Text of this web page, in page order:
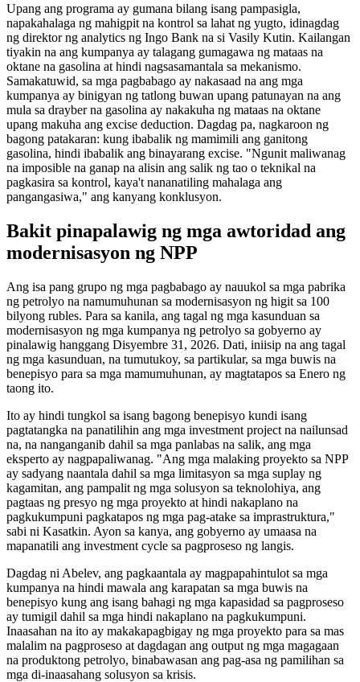
Upang ang programa ay gumana bilang isang pampasigla,
napakahalaga ng mahigpit na kontrol sa lahat ng yugto, idinagdag
ng direktor ng analytics ng Ingo Bank na si Vasily Kutin. Kailangan
tiyakin na ang kumpanya ay talagang gumagawa ng mataas na
oktane na gasolina at hindi nagsasamantala sa mekanismo.
Samakatuwid, sa mga pagbabago ay nakasaad na ang mga
kumpanya ay binigyan ng tatlong buwan upang patunayan na ang
mula sa drayber na gasolina ay nakakuha ng mataas na oktane
upang makuha ang excise deduction. Dagdag pa, nagkaroon ng
bagong patakaran: kung ibabalik ng mamimili ang ganitong
gasolina, hindi ibabalik ang binayarang excise. "Ngunit maliwanag
na imposible na ganap na alisin ang salik ng tao o teknikal na
pagkasira sa kontrol, kaya't nananatiling mahalaga ang
pangangasiwa," ang kanyang konklusyon.
Bakit pinapalawig ng mga awtoridad ang
modernisasyon ng NPP
Ang isa pang grupo ng mga pagbabago ay nauukol sa mga pabrika
ng petrolyo na namumuhunan sa modernisasyon ng higit sa 100
bilyong rubles. Para sa kanila, ang tagal ng mga kasunduan sa
modernisasyon ng mga kumpanya ng petrolyo sa gobyerno ay
pinalawig hanggang Disyembre 31, 2026. Dati, iniisip na ang tagal
ng mga kasunduan, na tumutukoy, sa partikular, sa mga buwis na
benepisyo para sa mga mamumuhunan, ay magtatapos sa Enero ng
taong ito.
Ito ay hindi tungkol sa isang bagong benepisyo kundi isang
pagtatangka na panatilihin ang mga investment project na nailunsad
na, na nanganganib dahil sa mga panlabas na salik, ang mga
eksperto ay nagpapaliwanag. "Ang mga malaking proyekto sa NPP
ay sadyang naantala dahil sa mga limitasyon sa mga suplay ng
kagamitan, ang pampalit ng mga solusyon sa teknolohiya, ang
pagtaas ng presyo ng mga proyekto at hindi nakaplano na
pagkukumpuni pagkatapos ng mga pag-atake sa imprastruktura,"
sabi ni Kasatkin. Ayon sa kanya, ang gobyerno ay umaasa na
mapanatili ang investment cycle sa pagproseso ng langis.
Dagdag ni Abelev, ang pagkaantala ay magpapahintulot sa mga
kumpanya na hindi mawala ang karapatan sa mga buwis na
benepisyo kung ang isang bahagi ng mga kapasidad sa pagproseso
ay tumigil dahil sa mga hindi nakaplano na pagkukumpuni.
Inaasahan na ito ay makakapagbigay ng mga proyekto para sa mas
malalim na pagproseso at dagdagan ang output ng mga magagaan
na produktong petrolyo, binabawasan ang pag-asa ng pamilihan sa
mga di-inaasahang solusyon sa krisis.